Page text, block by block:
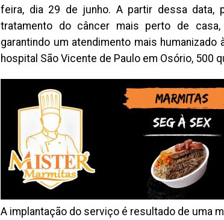
feira, dia 29 de junho. A partir dessa data,
tratamento do câncer mais perto de casa,
garantindo um atendimento mais
hospital São Vicente de Paulo em Osório,
A implantação do serviço é resultado de uma